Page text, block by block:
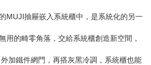
MUJI抽屜嵌入系統櫃中，是系統化的另一
的畸零角落，交給系統櫃創造新空間，
加鐵件網門，再搭灰黑冷調，系統櫃也能